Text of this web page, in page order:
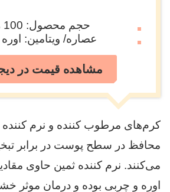
حجم محصول: 100 میلی‌لیتر
عصاره/ ویتامین:
مشاهده قیمت در
کرم‌های مرطوب کننده و نرم کننده
محافظ در سطح پوست در برابر
می‌کنند. نرم کننده ثمین حاوی
اوره و چربی بوده و درمان